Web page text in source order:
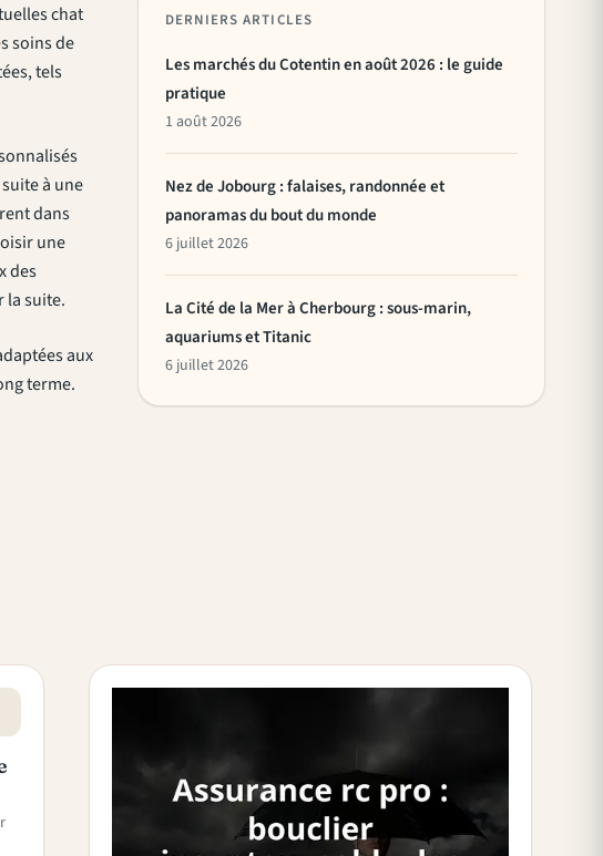
chat
soins de
tels
à une
dans
une
des
la suite.
aux
terme.
DERNIERS ARTICLES
Les marchés du Cotentin en août 2026 : le guide
pratique
1 août 2026
Nez de Jobourg : falaises, randonnée et
panoramas du bout du monde
6 juillet 2026
La Cité de la Mer à Cherbourg : sous-marin,
aquariums et Titanic
6 juillet 2026